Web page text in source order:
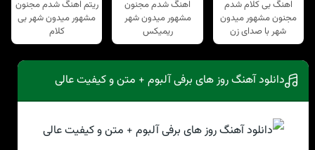
اهنگ بی کلام شدم
مجنون مشهور میدون
شهر با صدای زن
اهنگ شدم مجنون
مشهور میدون شهر
ریمیکس
ریتم اهنگ شدم مجنون
مشهور میدون شهر بی
کلام
دانلود آهنگ روز های برفی آلبوم + متن و کیفیت عالی